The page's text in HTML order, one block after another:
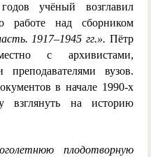
учёный возглавил
работе над сборником
1917–1945 гг.». Пётр
с архивистами,
вузов.
в начале 1990-х
взглянуть на историю
плодотворную